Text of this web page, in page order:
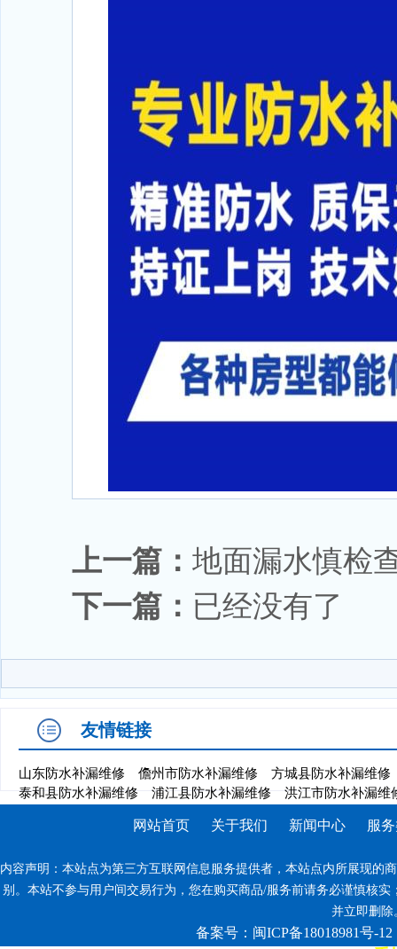
上一篇： 地面漏水慎检
下一篇： 已经没有了
友情链接
山东防水补漏维修 儋州市防水补漏维修
方城县防水补漏维修
泰和县防水补漏维修
浦江县防水补漏维修 洪江市防水补漏维
网站首页 关于我们 新闻中心 服
内容声明：本站点为第三方互联网信息服务提供者，本站点内所展现的
别。本站不参与用户间交易行为，您在购买商品/服务前请务必谨慎核
并立即删除
备案号：闽ICP备18018981号-12